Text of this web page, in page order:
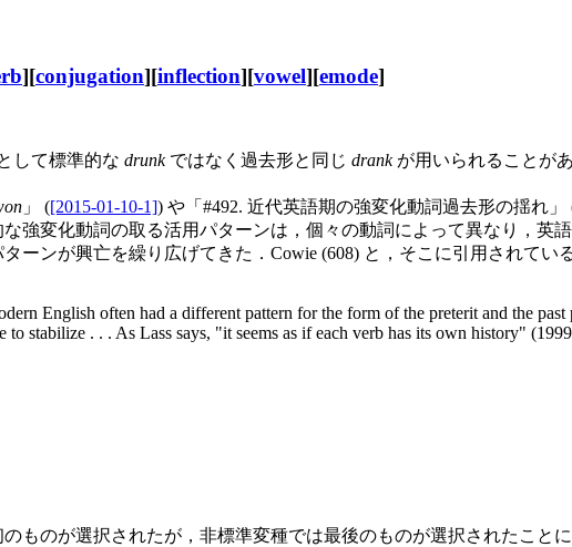
][conjugation][inflection][vowel][emode]
して標準的な drunkではなく過去形と同じ drankが用いられることが
」 ([2015-01-10-1]) や「#492. 近代英語期の強変化動詞過去形の揺れ」
強変化動詞の取る活用パターンは，個々の動詞によって異なり，英
ーンが興亡を繰り広げてきた．Cowie (608) と，そこに引用されてい
English often had a different pattern for the form of the preterit and the
to stabilize . . . As Lass says, "it seems as if each verb has its own history"
ものが選択されたが，非標準変種では最後のものが選択されたこと